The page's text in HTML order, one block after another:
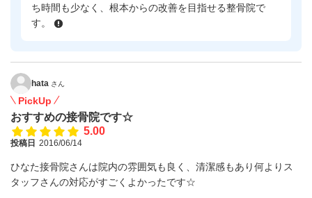
ち時間も少なく、根本からの改善を目指せる整骨院で
す。
hata さん
PickUp
おすすめの接骨院です☆
5.00
投稿日 2016/06/14
ひなた接骨院さんは院内の雰囲気も良く、清潔感もあり何よりス
タッフさんの対応がすごくよかったです☆